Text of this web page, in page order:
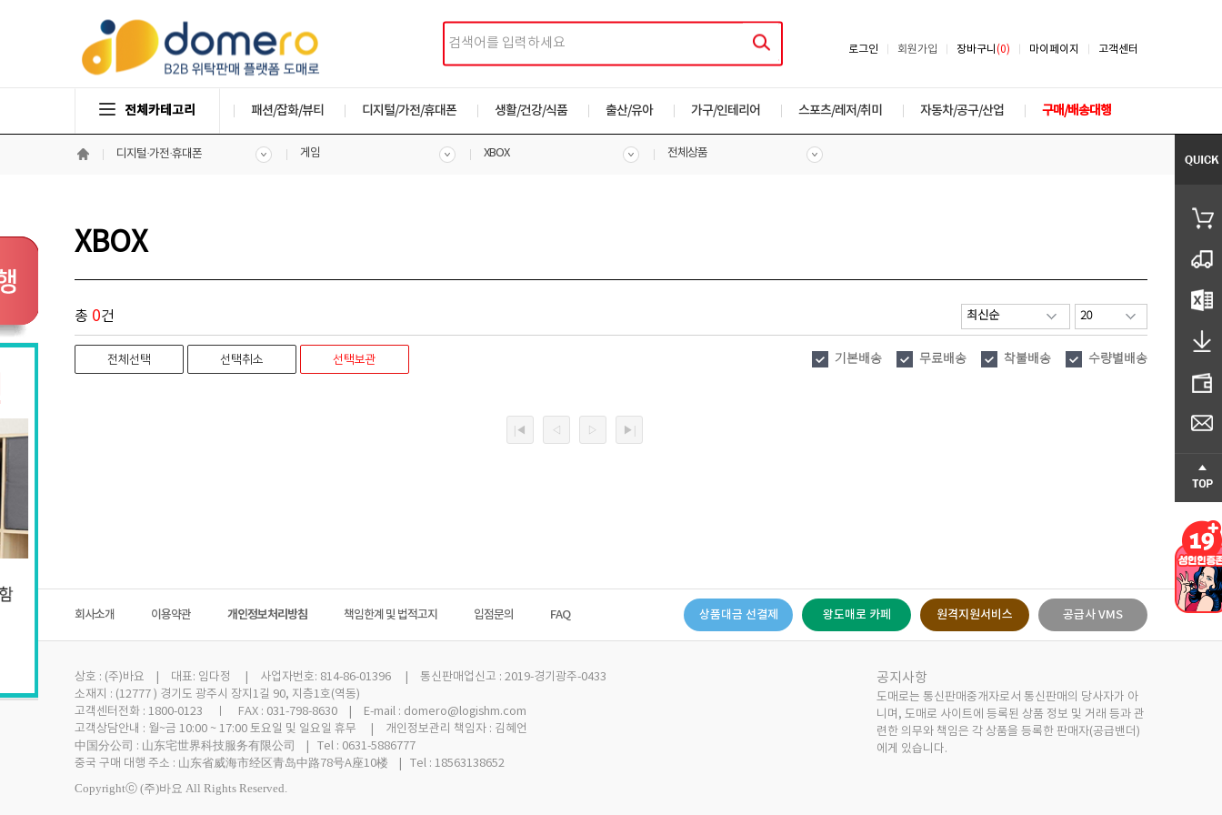
고객센터
마이페이지
장바구니 (0)
회원가입
로그인
전체카테고리 패션/잡화/뷰티 디지털/가전/휴대폰 생활/건강/식품 출산/유아 가구/인테리어 스포츠/레저/취미 자동차/공구/산업 구매/배송대행
디지털·가전·휴대폰 게임 XBOX 전체상품
XBOX
총 0건
기본배송 무료배송 착불배송 수량별배송
회사소개 이용약관 개인정보처리방침 책임한계 및 법적고지 입점문의 FAQ
상호 : (주)바요 | 대표: 임다정 | 사업자번호: 814-86-01396 | 통신판매업신고 : 2019-경기광주-0433
소재지 : (12777 ) 경기도 광주시 장지1길 90, 지층1호(역동)
고객센터전화 : 1800-0123 ㅣ FAX : 031-798-8630 | E-mail : domero@logishm.com
고객상담안내 : 월~금 10:00 ~ 17:00 토요일 및 일요일 휴무 | 개인정보관리 책임자 : 김혜언
中国分公司 : 山东宅世界科技服务有限公司 | Tel : 0631-5886777
중국 구매 대행 주소 : 山东省威海市经区青岛中路78号A座10楼 | Tel : 18563138652
Copyrightⓒ (주)바요 All Rights Reserved.
공지사항
도매로는 통신판매중개자로서 통신판매의 당사자가 아
니며, 도매로 사이트에 등록된 상품 정보 및 거래 등과 관
련한 의무와 책임은 각 상품을 등록한 판매자(공급밴더)
에게 있습니다.